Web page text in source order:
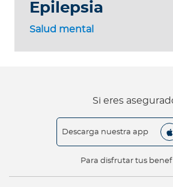
Salud mental
Epilepsia
Si eres
Descarga nuestra app
Para disfrutar tus